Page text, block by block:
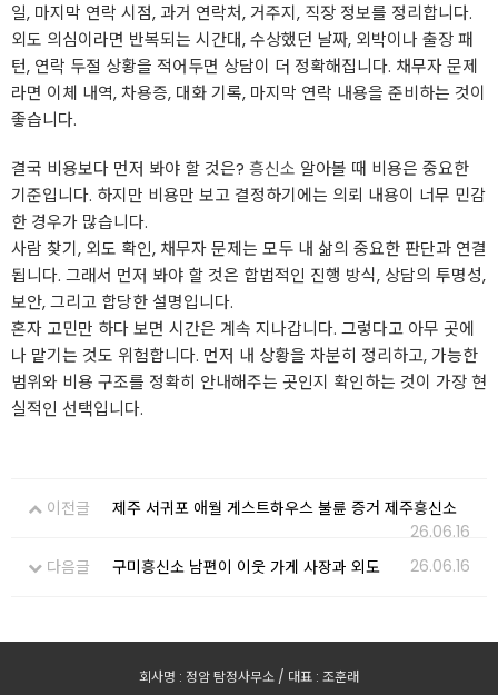
일, 마지막 연락 시점, 과거 연락처, 거주지, 직장 정보를 정리합니다.
외도 의심이라면 반복되는 시간대, 수상했던 날짜, 외박이나 출장 패
턴, 연락 두절 상황을 적어두면 상담이 더 정확해집니다. 채무자 문제
라면 이체 내역, 차용증, 대화 기록, 마지막 연락 내용을 준비하는 것이
좋습니다.
결국 비용보다 먼저 봐야 할 것은? 흥신소 알아볼 때 비용은 중요한
기준입니다. 하지만 비용만 보고 결정하기에는 의뢰 내용이 너무 민감
한 경우가 많습니다.
사람 찾기, 외도 확인, 채무자 문제는 모두 내 삶의 중요한 판단과 연결
됩니다. 그래서 먼저 봐야 할 것은 합법적인 진행 방식, 상담의 투명성,
보안, 그리고 합당한 설명입니다.
혼자 고민만 하다 보면 시간은 계속 지나갑니다. 그렇다고 아무 곳에
나 맡기는 것도 위험합니다. 먼저 내 상황을 차분히 정리하고, 가능한
범위와 비용 구조를 정확히 안내해주는 곳인지 확인하는 것이 가장 현
실적인 선택입니다.
이전글
제주 서귀포 애월 게스트하우스 불륜 증거 제주흥신소
26.06.16
다음글
구미흥신소 남편이 이웃 가게 사장과 외도 26.06.16
회사명 : 정암 탐정사무소 / 대표 : 조훈래